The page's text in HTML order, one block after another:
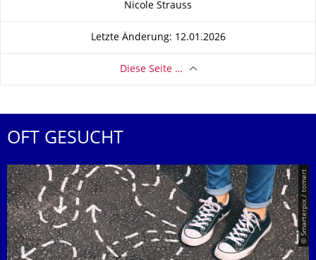
Nicole Strauss
Letzte Änderung: 12.01.2026
Diese Seite …
OFT GESUCHT
© Smarterpix / tomert